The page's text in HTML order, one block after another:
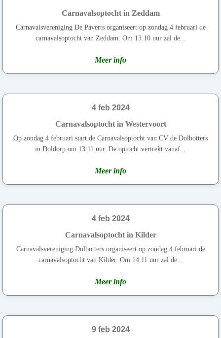
Carnavalsoptocht in Zeddam
Carnavalsvereniging De Paverts organiseert op zondag 4 februari de
carnavalsoptocht van Zeddam. Om 13.10 uur zal de...
Meer info
4 feb 2024
Carnavalsoptocht in Westervoort
Op zondag 4 februari start de Carnavalsoptocht van CV de Dolbotters
in Doldorp om 13.11 uur. De optocht vertrekt vanaf...
Meer info
4 feb 2024
Carnavalsoptocht in Kilder
Carnavalsvereniging Dolbotters organiseert op zondag 4 februari de
carnavalsoptocht van Kilder. Om 14.11 uur zal de...
Meer info
9 feb 2024